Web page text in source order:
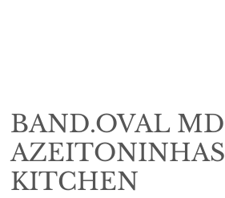
BAND.OVAL MD
AZEITONINHAS
KITCHEN